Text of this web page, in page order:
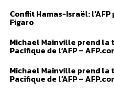
Conflit Hamas-Israël:
Figaro
Michael Mainville prend la
Pacifique de l’AFP –
Michael Mainville prend la
Pacifique de l’AFP –